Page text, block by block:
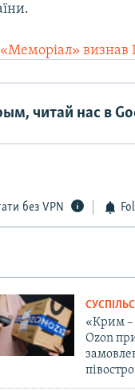
«Меморіал» визнав
читай нас в
без VPN
«Крим –
Ozon